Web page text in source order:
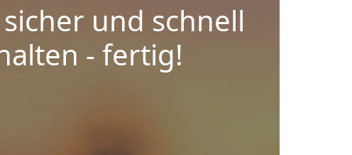
und schnell
- fertig!